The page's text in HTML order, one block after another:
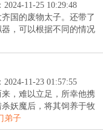
2024-11-25 10:29:48
国的废物太子。还带了
，可以根据不同的情况
2024-11-23 01:57:55
，难以立足，所幸他携
妖魔后，将其饲养于牧
弟子